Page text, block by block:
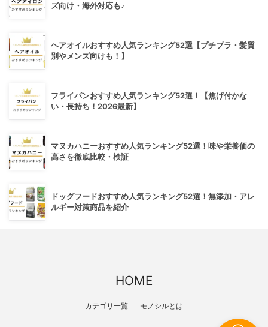
ズ向け・海外対応も♪
ヘアオイルおすすめ人気ランキング52選【プチプラ・髪質
別やメンズ向けも！】
フライパンおすすめ人気ランキング52選！【焦げ付かな
い・長持ち！2026最新】
マヌカハニーおすすめ人気ランキング52選！味や栄養価の
高さを徹底比較・検証
ドッグフードおすすめ人気ランキング52選！無添加・アレ
ルギー対策商品を紹介
HOME
カテゴリ一覧 モノシルとは